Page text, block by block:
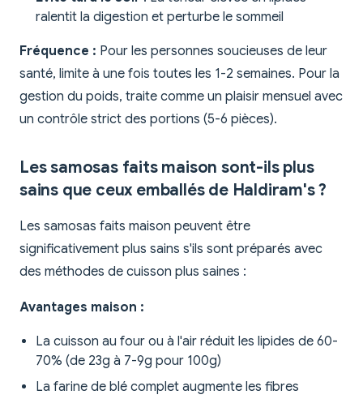
ralentit la digestion et perturbe le sommeil
Fréquence : Pour les personnes soucieuses de leur
santé, limite à une fois toutes les 1-2 semaines. Pour la
gestion du poids, traite comme un plaisir mensuel avec
un contrôle strict des portions (5-6 pièces).
Les samosas faits maison sont-ils plus
sains que ceux emballés de Haldiram's ?
Les samosas faits maison peuvent être
significativement plus sains s'ils sont préparés avec
des méthodes de cuisson plus saines :
Avantages maison :
La cuisson au four ou à l'air réduit les lipides de 60-
70% (de 23g à 7-9g pour 100g)
La farine de blé complet augmente les fibres